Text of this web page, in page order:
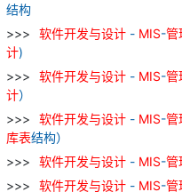
结构
软件开发与设计 - MIS-管
计)
软件开发与设计 - MIS-管
计）
软件开发与设计 - MIS-管
库表结构）
软件开发与设计 - MIS-管
软件开发与设计 - MIS-管